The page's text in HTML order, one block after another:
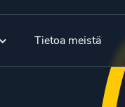
Tietoa meistä